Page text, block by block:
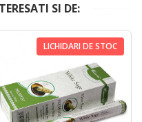
SI DE:
LICHIDARI DE STOC